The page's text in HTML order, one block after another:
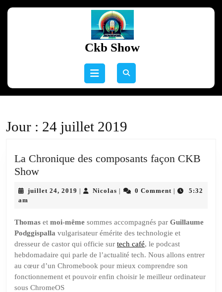
Ckb Show
Open
Jour : 24 juillet 2019
La Chronique des composants façon CKB
ShowLa
des
façon
CKB
Show
juillet 24, 2019 juilletNicolas Nicolas0 Comment
5:32
am
Thomas et moi-même sommes accompagnés par Guillaume
Podggispalla vulgarisateur émérite des technologie et
dresseur de castor qui officie sur tech café, le podcast
hebdomadaire qui parle de l’actualité tech. Nous allons entrer
au cœur d’un Chromebook pour mieux comprendre son
fonctionnement et pouvoir enfin choisir le meilleur ordinateur
sous ChromeOS